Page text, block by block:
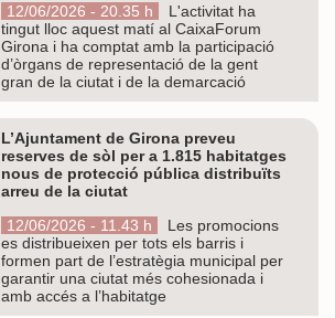
12/06/2026 - 20.35 h
L'activitat ha
tingut lloc aquest matí al CaixaForum
Girona i ha comptat amb la participació
d’òrgans de representació de la gent
gran de la ciutat i de la demarcació
L’Ajuntament de Girona preveu
reserves de sòl per a 1.815 habitatges
nous de protecció pública distribuïts
arreu de la ciutat
12/06/2026 - 11.43 h
Les promocions
es distribueixen per tots els barris i
formen part de l’estratègia municipal per
garantir una ciutat més cohesionada i
amb accés a l’habitatge